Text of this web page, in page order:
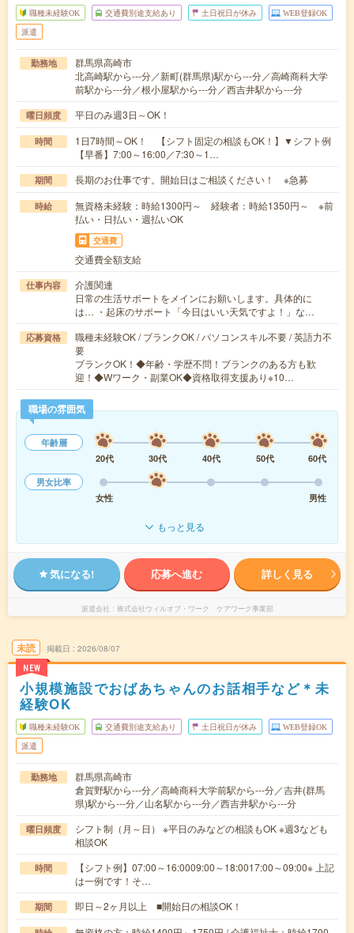
職種未経験OK 交通費別途支給あり 土日祝日が休み WEB登録OK
派遣
勤務地
群馬県高崎市
北高崎駅から---分／新町(群馬県)駅から---分／高崎商科大学
前駅から---分／根小屋駅から---分／西吉井駅から---分
曜日頻度 平日のみ週3日～OK！
時間
1日7時間～OK！ 【シフト固定の相談もOK！】▼シフト例
【早番】7:00～16:00／7:30～1…
期間 長期のお仕事です。開始日はご相談ください！ ※急募
時給
無資格未経験：時給1300円～ 経験者：時給1350円～ ※前
払い・日払い・週払いOK
交通費
交通費全額支給
仕事内容
介護関連
日常の生活サポートをメインにお願いします。具体的に
は… ・起床のサポート「今日はいい天気ですよ！」な…
応募資格
職種未経験OK / ブランクOK / パソコンスキル不要 / 英語力不
要
ブランクOK！◆年齢・学歴不問！ブランクのある方も歓
迎！◆Wワーク・副業OK◆資格取得支援あり※10…
職場の雰囲気
年齢層
20代
30代 40代 50代
60代
男女比率
女性
男性
もっと見る
気になる! 応募へ進む 詳しく見る
派遣会社 株式会社ウィルオブ・ワーク ケアワーク事業部
未読
NEW
掲載日 2026/08/07
小規模施設でおばあちゃんのお話相手など＊未
経験OK
職種未経験OK 交通費別途支給あり 土日祝日が休み WEB登録OK
派遣
勤務地
群馬県高崎市
倉賀野駅から---分／高崎商科大学前駅から---分／吉井(群馬
県)駅から---分／山名駅から---分／西吉井駅から---分
曜日頻度
シフト制（月～日） ※平日のみなどの相談もOK ※週3なども
相談OK
時間
【シフト例】07:00～16:0009:00～18:0017:00～09:00※ 上記
は一例です！そ…
期間 即日～2ヶ月以上 ■開始日の相談OK！